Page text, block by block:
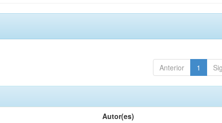
Anterior 1
Autor(es)